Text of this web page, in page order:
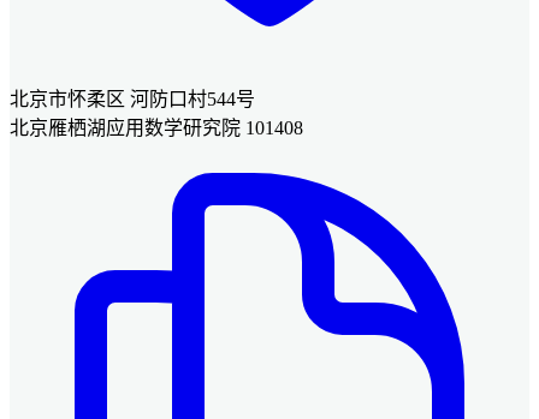
北京市怀柔区 河防口村544号
北京雁栖湖应用数学研究院 101408